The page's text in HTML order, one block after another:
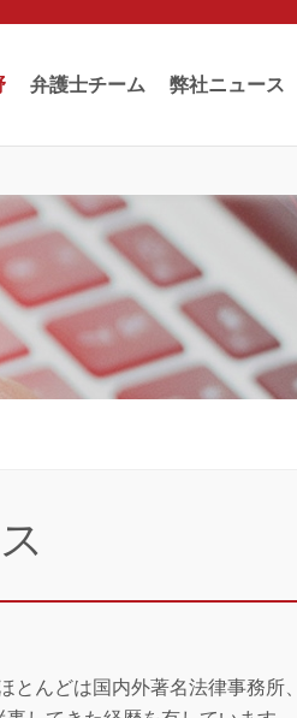
弁護士チーム 弊社ニュース
とんどは国内外著名法律事務所